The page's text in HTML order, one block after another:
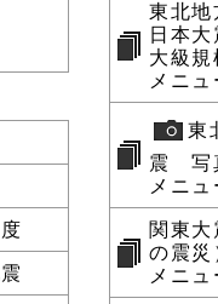
東北
日本
大級
メニ
東
震 写
メニ
関東
の震災
メニ